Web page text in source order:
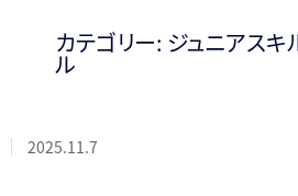
カテゴリー: ジュニアスキ
ル
2025.11.7